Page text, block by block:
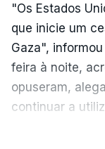
"Os Estados
que inicie um
Gaza",
feira à noite,
opuseram,
continuar a